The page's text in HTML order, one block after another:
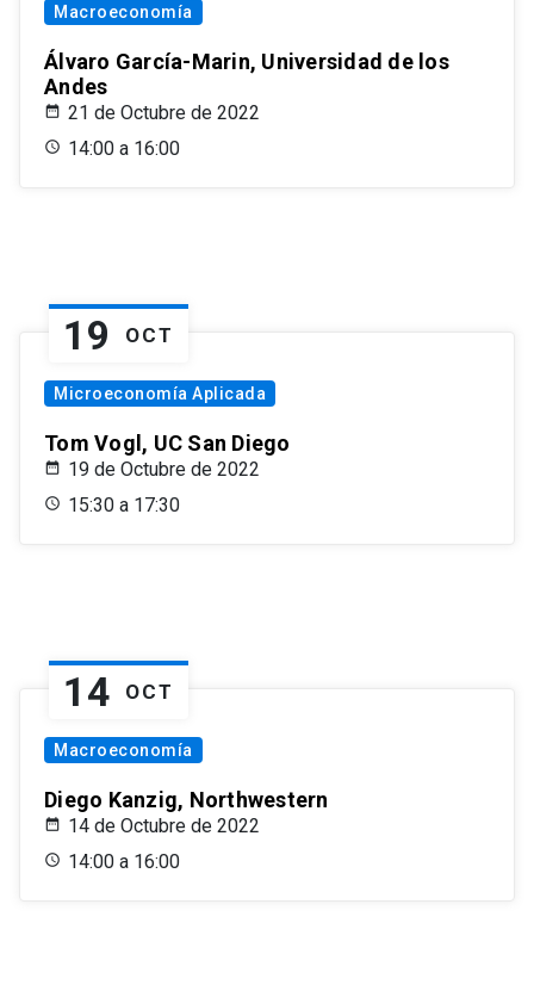
Macroeconomía
Álvaro García-Marin, Universidad de los
Andes
21 de Octubre de 2022
14:00 a 16:00
19 OCT
Microeconomía Aplicada
Tom Vogl, UC San Diego
19 de Octubre de 2022
15:30 a 17:30
14 OCT
Macroeconomía
Diego Kanzig, Northwestern
14 de Octubre de 2022
14:00 a 16:00